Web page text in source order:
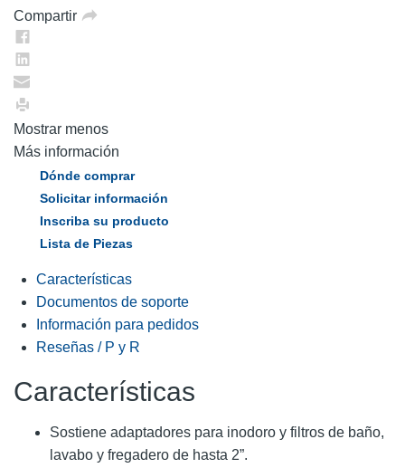
Compartir
Mostrar menos
Más información
Dónde comprar
Solicitar información
Inscriba su producto
Lista de Piezas
Características
Documentos de soporte
Información para pedidos
Reseñas / P y R
Características
Sostiene adaptadores para inodoro y filtros de baño,
lavabo y fregadero de hasta 2”.